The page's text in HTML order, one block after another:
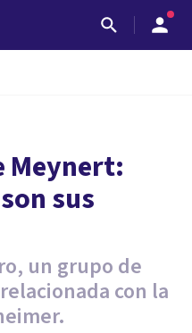
Meynert:
sus
un grupo de
con la